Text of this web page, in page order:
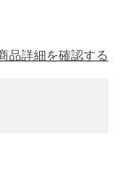
品詳細を確認する